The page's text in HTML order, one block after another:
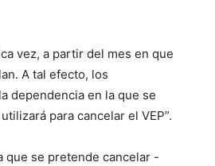
vez, a partir del mes en que
A tal efecto, los
dependencia en la que se
para cancelar el VEP”.
que se pretende cancelar -